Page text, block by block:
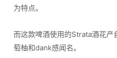
为特点。
而这款啤酒使用的Strata酒花产
萄柚和dank感闻名。